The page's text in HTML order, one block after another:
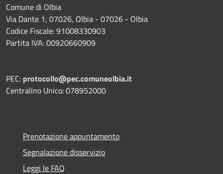
Comune di Olbia
Via Dante 1, 07026, Olbia - 07026 - Olbia
Codice Fiscale: 91008330903
Partita IVA: 00920660909
PEC: protocollo@pec.comuneolbia.it
Centralino Unico: 078952000
Prenotazione appuntamento
Segnalazione disservizio
Leggi le FAQ